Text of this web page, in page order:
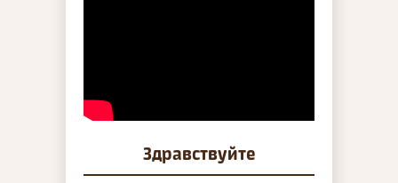
Здравствуйте